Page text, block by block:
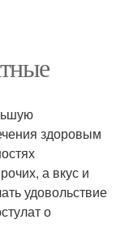
здоровым
а вкус и
удовольствие
о